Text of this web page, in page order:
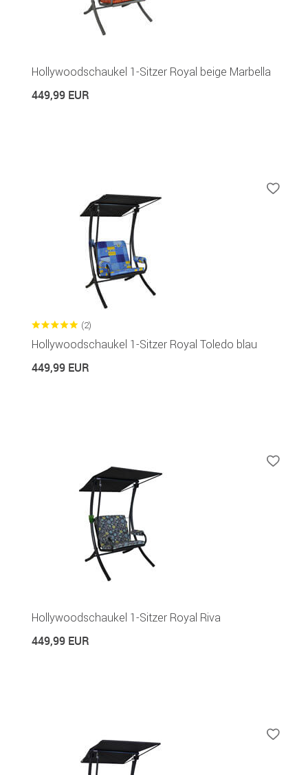
Hollywoodschaukel 1-Sitzer Royal beige Marbella
449,99 EUR
(2)
Hollywoodschaukel 1-Sitzer Royal Toledo blau
449,99 EUR
Hollywoodschaukel 1-Sitzer Royal Riva
449,99 EUR